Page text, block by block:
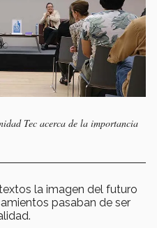
Tec acerca de la importancia
la imagen del futuro
pasaban de ser